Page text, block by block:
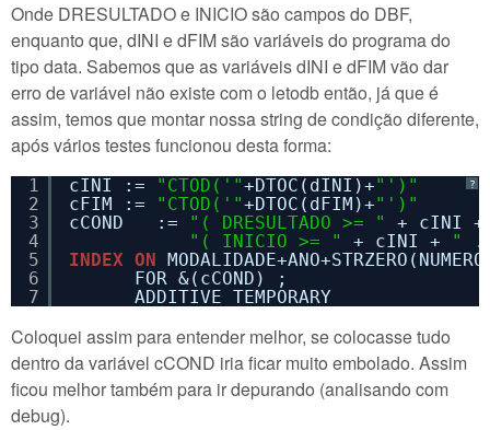
Onde DRESULTADO e INICIO são campos do DBF,
enquanto que, dINI e dFIM são variáveis do programa do
tipo data. Sabemos que as variáveis dINI e dFIM vão dar
erro de variável não existe com o letodb então, já que é
assim, temos que montar nossa string de condição diferente,
após vários testes funcionou desta forma:
?
1
2
3
4
5
6
7
cINI := "CTOD('"+DTOC(dINI)+"')"
cFIM :=
"CTOD('"+DTOC(dFIM)+"')"
cCOND   :=
"( DRESULTADO >= "
+ cINI
"( INICIO >= "
+ cINI +
"
INDEX ON
FOR &(cCOND) ;
ADDITIVE TEMPORARY
Coloquei assim para entender melhor, se colocasse tudo
dentro da variável cCOND iria ficar muito embolado. Assim
ficou melhor também para ir depurando (analisando com
debug).